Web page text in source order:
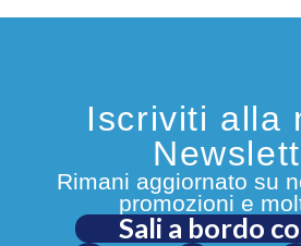
Iscriviti alla
Rimani aggiornato su
promozioni e
Sali a bordo